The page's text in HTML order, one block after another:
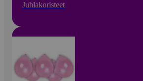
Juhlakoristeet